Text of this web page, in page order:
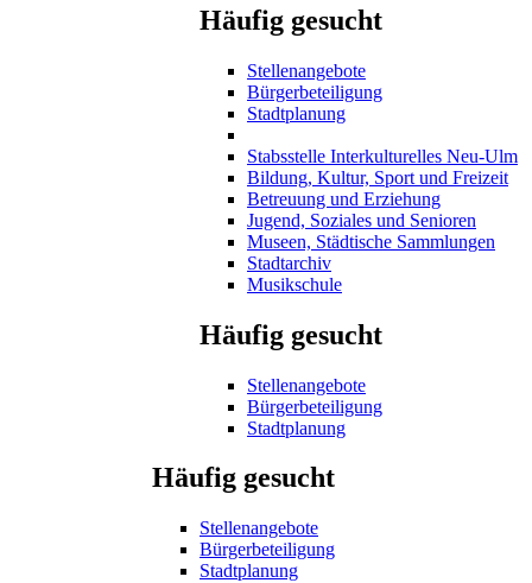
Häufig gesucht
Stellenangebote
Bürgerbeteiligung
Stadtplanung
Stabsstelle Interkulturelles Neu-Ulm
Bildung, Kultur, Sport und Freizeit
Betreuung und Erziehung
Jugend, Soziales und Senioren
Museen, Städtische Sammlungen
Stadtarchiv
Musikschule
Häufig gesucht
Stellenangebote
Bürgerbeteiligung
Stadtplanung
Häufig gesucht
Stellenangebote
Bürgerbeteiligung
Stadtplanung